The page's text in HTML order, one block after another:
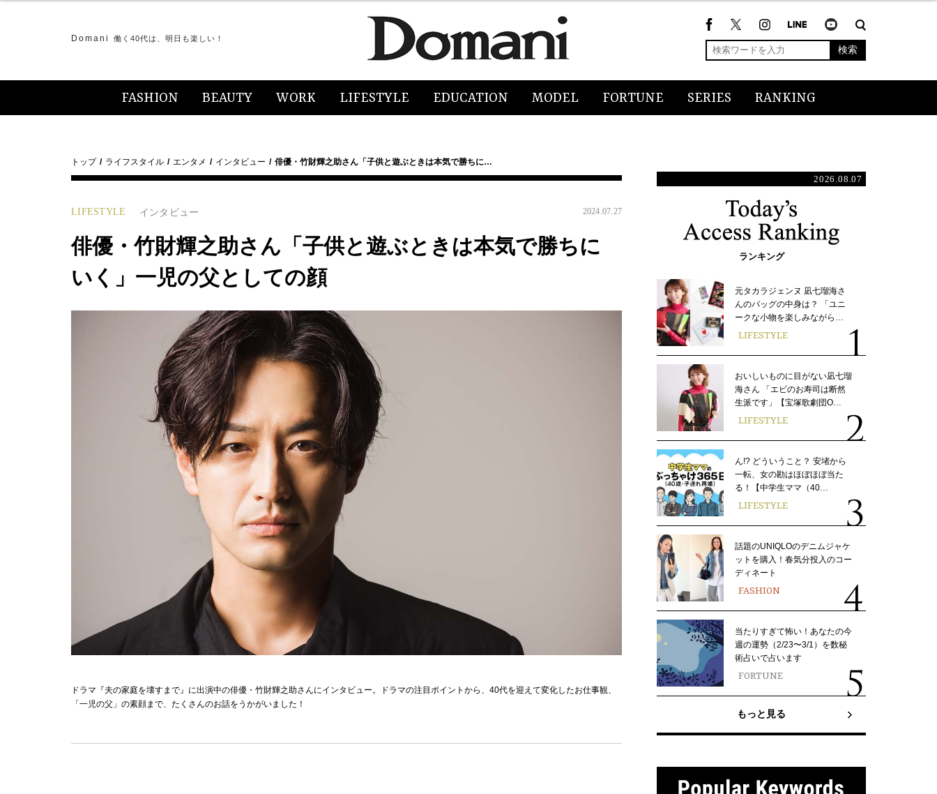
Domani 働く40代は、明日も楽しい！
検索
FASHION BEAUTY WORK LIFESTYLE EDUCATION MODEL FORTUNE SERIES RANKING
トップ ライフスタイル エンタメ インタビュー 俳優・竹財輝之助さん「子供と遊ぶときは本気で勝ちに…
LIFESTYLE インタビュー 2024.07.27
俳優・竹財輝之助さん「子供と遊ぶときは本気で勝ちに
いく」一児の父としての顔
ドラマ『夫の家庭を壊すまで』に出演中の俳優・竹財輝之助さんにインタビュー。ドラマの注目ポイントから、40代を迎えて変化したお仕事観、
「一児の父」の素顔まで、たくさんのお話をうかがいました！
2026.08.07
ランキング
元タカラジェンヌ 凪七瑠海さ
んのバッグの中身は？ 「ユニ
ークな小物を楽しみながら…
LIFESTYLE
おいしいものに目がない凪七瑠
海さん 「エビのお寿司は断然
生派です」【宝塚歌劇団O…
LIFESTYLE
ん!? どういうこと？ 安堵から
一転、女の勘はほぼほぼ当た
る！【中学生ママ（40…
LIFESTYLE
話題のUNIQLOのデニムジャケ
ットを購入！春気分投入のコー
ディネート
FASHION
当たりすぎて怖い！あなたの今
週の運勢（2/23〜3/1）を数秘
術占いで占います
FORTUNE
もっと見る